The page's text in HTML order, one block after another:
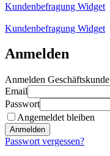
Kundenbefragung Widget
Kundenbefragung Widget
Anmelden
Anmelden Geschäftskunde
Email
Passwort
Angemeldet bleiben
Anmelden
Passwort vergessen?